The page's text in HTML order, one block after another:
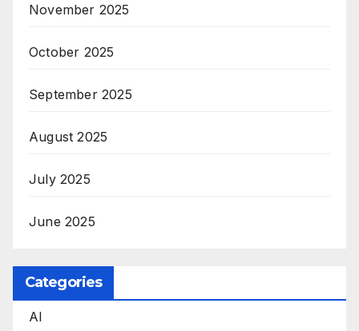
November 2025
October 2025
September 2025
August 2025
July 2025
June 2025
Categories
AI